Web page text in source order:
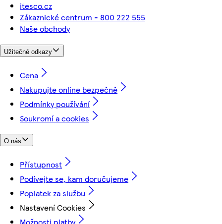
itesco.cz
Zákaznické centrum - 800 222 555
Naše obchody
Užitečné odkazy
Cena
Nakupujte online bezpečně
Podmínky používání
Soukromí a cookies
O nás
Přístupnost
Podívejte se, kam doručujeme
Poplatek za službu
Nastavení Cookies